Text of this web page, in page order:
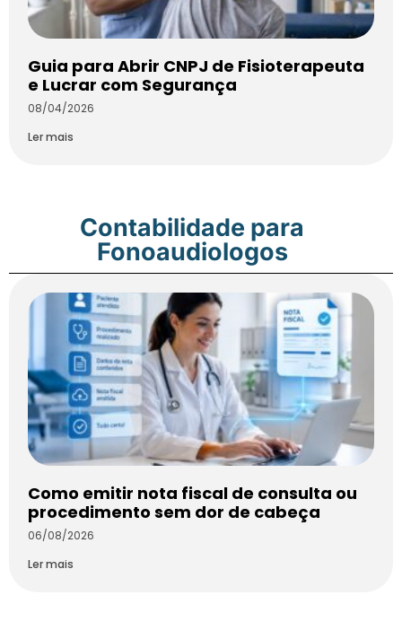
Guia para Abrir CNPJ de Fisioterapeuta
e Lucrar com Segurança
08/04/2026
Ler mais
Contabilidade para
Fonoaudiologos
Como emitir nota fiscal de consulta ou
procedimento sem dor de cabeça
06/08/2026
Ler mais